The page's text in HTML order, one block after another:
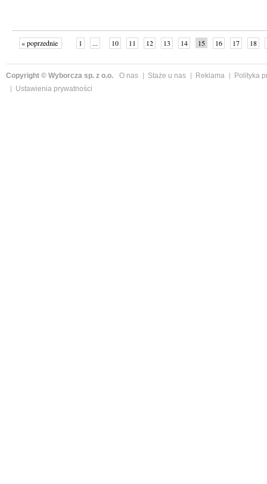
« poprzednie 1 ... 10 11 12 13 14 15 16 17 18
Copyright © Wyborcza sp. z o.o. O nas Staże u nas Reklama
Polityka
Ustawienia prywatności